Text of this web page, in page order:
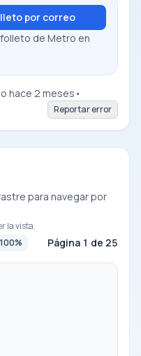
por correo
de Metro en
hace 2 meses •
Reportar error
para navegar por
la vista.
Página 1 de 25